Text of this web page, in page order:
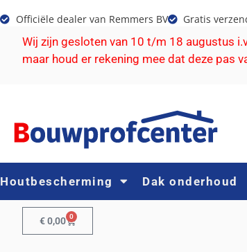
Officiële dealer van Remmers BV Gratis
Wij zijn gesloten van 10 t/m 18 augustus
maar houd er rekening mee dat deze pas
Houtbescherming Dak onderhoud
€0,00 0